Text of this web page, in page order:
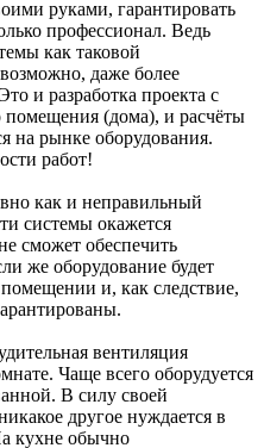
руками, гарантировать
профессионал. Ведь
как таковой
даже более
и разработка проекта с
помещения (дома), и расчёты
на рынке оборудования.
работ!
как и неправильный
системы окажется
сможет обеспечить
же оборудование будет
и, как следствие,
вентиляция
Чаще всего оборудуется
В силу своей
другое нуждается в
кухне обычно